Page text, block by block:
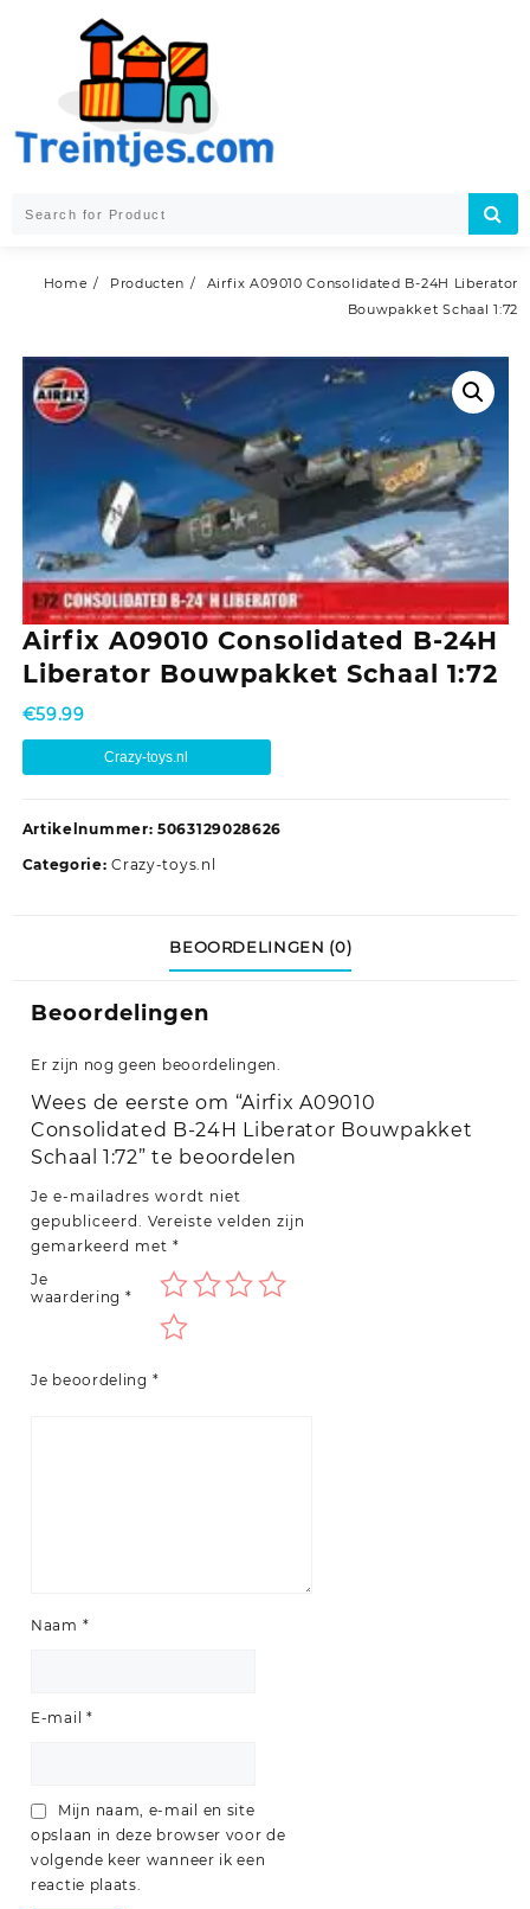
Home Producten
Airfix A09010 Consolidated B-24H Liberator
Bouwpakket Schaal 1:72
Airfix A09010 Consolidated B-24H
Liberator Bouwpakket Schaal 1:72
€59.99
Crazy-toys.nl
Artikelnummer: 5063129028626
Categorie:Crazy-toys.nl
BEOORDELINGEN (0)
Beoordelingen
Er zijn nog geen beoordelingen.
Wees de eerste om “Airfix A09010
Consolidated B-24H Liberator Bouwpakket
Schaal 1:72” te beoordelen
Je e-mailadres wordt niet
gepubliceerd. Vereiste velden zijn
gemarkeerd met *
Je
waardering *
Je beoordeling *
Naam *
E-mail *
Mijn naam, e-mail en site
opslaan in deze browser voor de
volgende keer wanneer ik een
reactie plaats.